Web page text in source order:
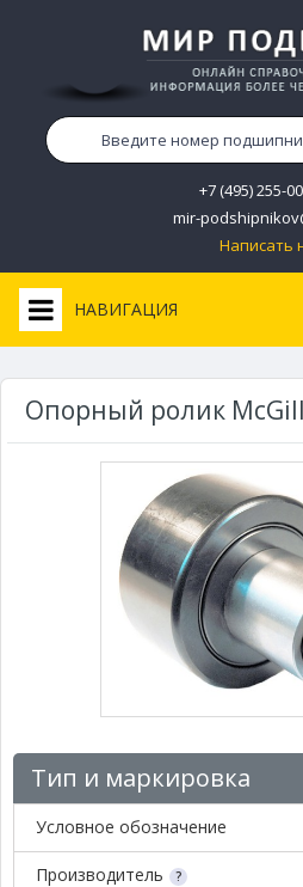
+7 (495) 255-
mir-
Написать
НАВИГАЦИЯ
Опорный ролик McGill
Тип и маркировка
Условное обозначение
Производитель